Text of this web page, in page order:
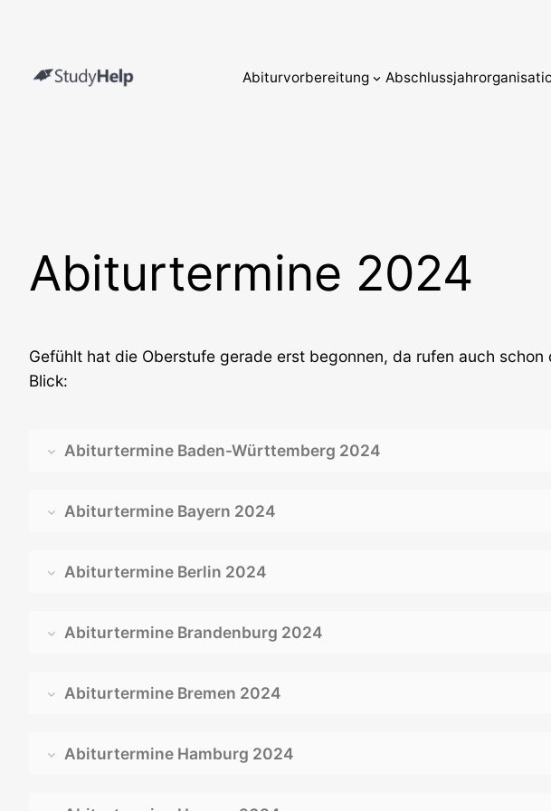
wechseln
Abiturvorbereitung
Abiturtermine 2024
Gefühlt hat die Oberstufe gerade erst begonnen, da rufen auch
Blick:
Abiturtermine Baden-Württemberg 2024
Abiturtermine Bayern 2024
Abiturtermine Berlin 2024
Abiturtermine Brandenburg 2024
Abiturtermine Bremen 2024
Abiturtermine Hamburg 2024